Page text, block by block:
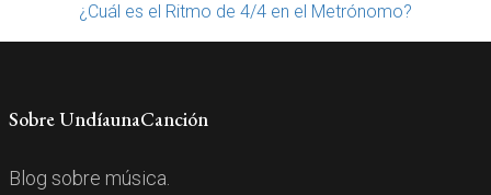
¿Cuál es el Ritmo de 4/4 en el Metrónomo?
Sobre UndíaunaCanción
Blog sobre música.